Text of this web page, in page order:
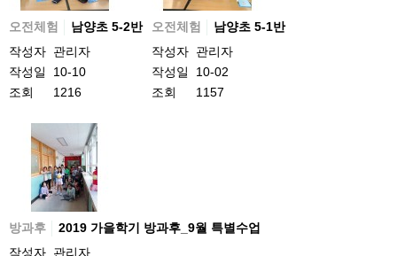
오전체험
남양초 5-2반
작성자 관리자
작성일
10-10
조회
1216
오전체험
남양초 5-1반
작성자 관리자
작성일
10-02
조회
1157
방과후
2019 가을학기 방과후_9월 특별수업
작성자 관리자